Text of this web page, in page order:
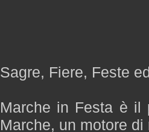
Sagre, Fiere, Feste
Marche in Festa è il
Marche, un motore